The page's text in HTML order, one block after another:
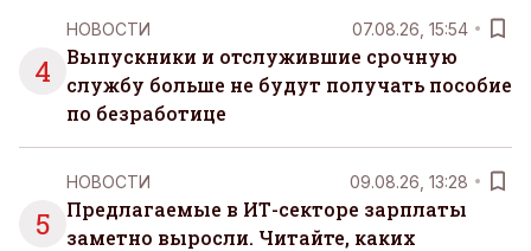
4
НОВОСТИ 07.08.26, 15:54
Выпускники и отслужившие срочную
службу больше не будут получать пособие
по безработице
5
НОВОСТИ 09.08.26, 13:28
Предлагаемые в ИТ-секторе зарплаты
заметно выросли. Читайте, каких